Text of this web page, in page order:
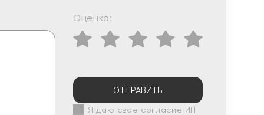
Оценка:
ОТПРАВИТЬ
Я даю свое согласие ИП